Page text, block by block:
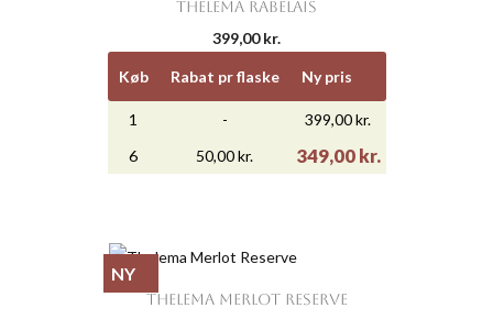
THELEMA RABELAIS
399,00 kr.
Køb Rabat pr flaske Ny pris
1 -
399,00 kr.
6
50,00 kr. 349,00 kr.
THELEMA MERLOT RESERVE
NY